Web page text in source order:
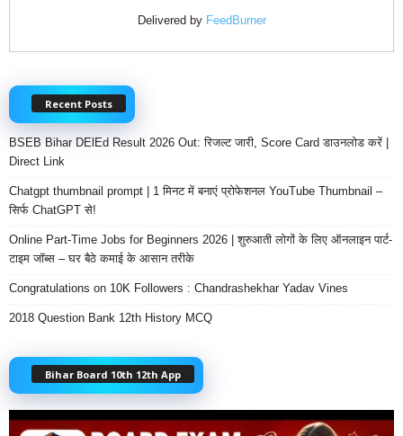
Delivered by FeedBurner
Recent Posts
BSEB Bihar DElEd Result 2026 Out: रिजल्ट जारी, Score Card डाउनलोड करें |
Direct Link
Chatgpt thumbnail prompt | 1 मिनट में बनाएं प्रोफेशनल YouTube Thumbnail –
सिर्फ ChatGPT से!
Online Part-Time Jobs for Beginners 2026 | शुरुआती लोगों के लिए ऑनलाइन पार्ट-
टाइम जॉब्स – घर बैठे कमाई के आसान तरीके
Congratulations on 10K Followers : Chandrashekhar Yadav Vines
2018 Question Bank 12th History MCQ
Bihar Board 10th 12th App